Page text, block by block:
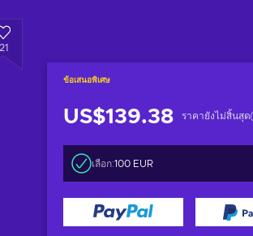
21
ข้อเสนอพิเศษ
US$139.38 ราคายังไม่สิ้นสุด
เลือก:100 EUR